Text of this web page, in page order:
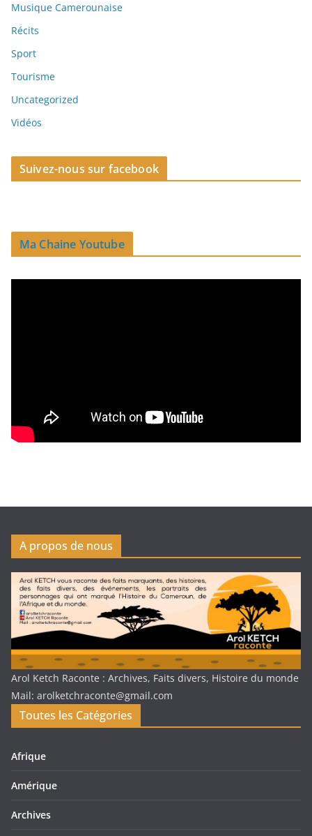
Musique Camerounaise
Récits
Sport
Tourisme
Uncategorized
Vidéos
Suivez-nous sur facebook
Ma Chaine Youtube
A propos de nous
Arol Ketch Raconte : Archives, Faits divers, Histoire du monde
Mail: arolketchraconte@gmail.com
Toutes les Catégories
Afrique
Amérique
Archives